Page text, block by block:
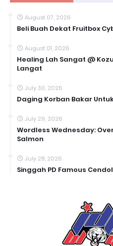
August 07, 2026
Beli Buah Dekat Fruitbox
August 01, 2026
Healing Lah Sangat @
Langat
July 30, 2026
Daging Korban Bakar
July 29, 2026
Wordless Wednesday:
Salmon
July 28, 2026
Singgah PD Famous